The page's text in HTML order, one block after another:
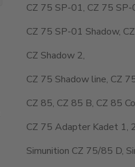
CZ 75 SP-01, CZ 75
CZ 75 SP-01 Shadow,
CZ Shadow 2,
CZ 75 Shadow line, CZ
CZ 85, CZ 85 B, CZ 85
CZ 75 Adapter Kadet 1,
Simunition CZ 75/85 D,